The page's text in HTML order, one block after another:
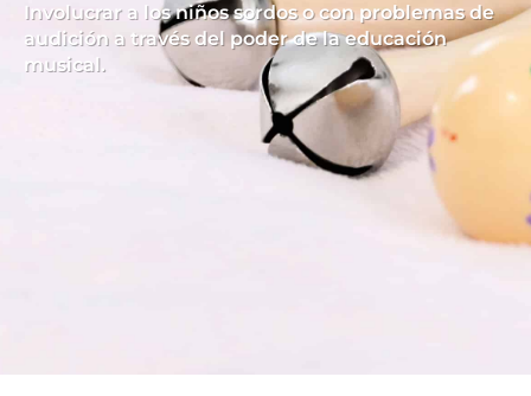
Involucrar a los niños sordos o con problemas de
audición a través del poder de la educación
musical.